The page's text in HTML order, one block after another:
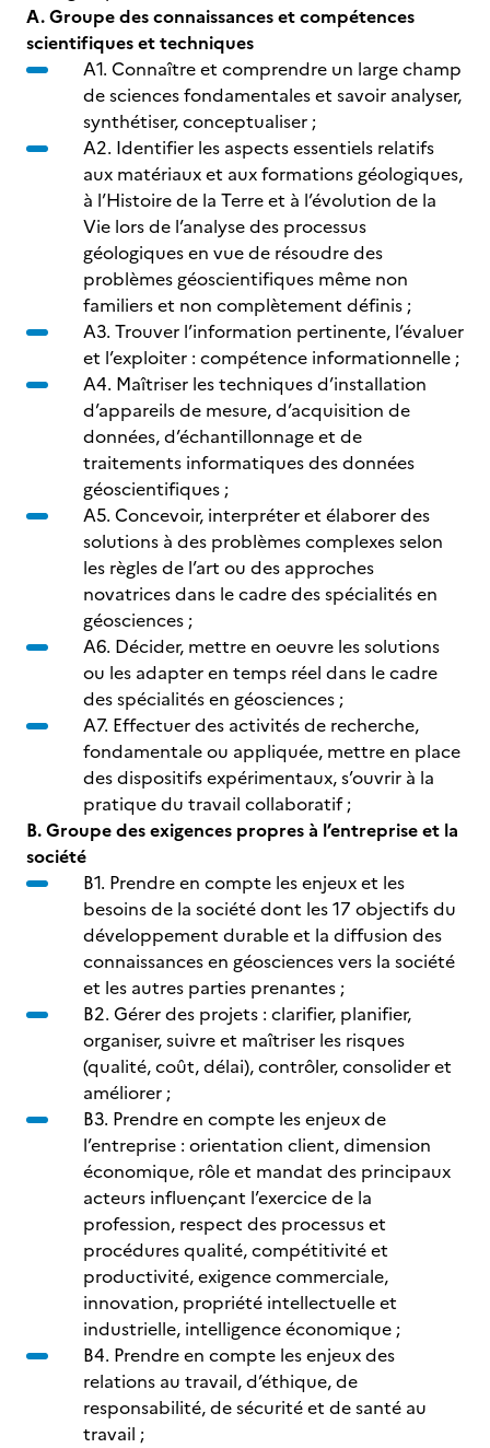
A. Groupe des connaissances et compétences
scientifiques et techniques
A1. Connaître et comprendre un large champ
de sciences fondamentales et savoir analyser,
synthétiser, conceptualiser ;
A2. Identifier les aspects essentiels relatifs
aux matériaux et aux formations géologiques,
à l’Histoire de la Terre et à l’évolution de la
Vie lors de l’analyse des processus
géologiques en vue de résoudre des
problèmes géoscientifiques même non
familiers et non complètement définis ;
A3. Trouver l’information pertinente, l’évaluer
et l’exploiter : compétence informationnelle ;
A4. Maîtriser les techniques d’installation
d’appareils de mesure, d’acquisition de
données, d’échantillonnage et de
traitements informatiques des données
géoscientifiques ;
A5. Concevoir, interpréter et élaborer des
solutions à des problèmes complexes selon
les règles de l’art ou des approches
novatrices dans le cadre des spécialités en
géosciences ;
A6. Décider, mettre en oeuvre les solutions
ou les adapter en temps réel dans le cadre
des spécialités en géosciences ;
A7. Effectuer des activités de recherche,
fondamentale ou appliquée, mettre en place
des dispositifs expérimentaux, s’ouvrir à la
pratique du travail collaboratif ;
B. Groupe des exigences propres à l’entreprise et la
société
B1. Prendre en compte les enjeux et les
besoins de la société dont les 17 objectifs du
développement durable et la diffusion des
connaissances en géosciences vers la société
et les autres parties prenantes ;
B2. Gérer des projets : clarifier, planifier,
organiser, suivre et maîtriser les risques
(qualité, coût, délai), contrôler, consolider et
améliorer ;
B3. Prendre en compte les enjeux de
l’entreprise : orientation client, dimension
économique, rôle et mandat des principaux
acteurs influençant l’exercice de la
profession, respect des processus et
procédures qualité, compétitivité et
productivité, exigence commerciale,
innovation, propriété intellectuelle et
industrielle, intelligence économique ;
B4. Prendre en compte les enjeux des
relations au travail, d’éthique, de
responsabilité, de sécurité et de santé au
travail ;